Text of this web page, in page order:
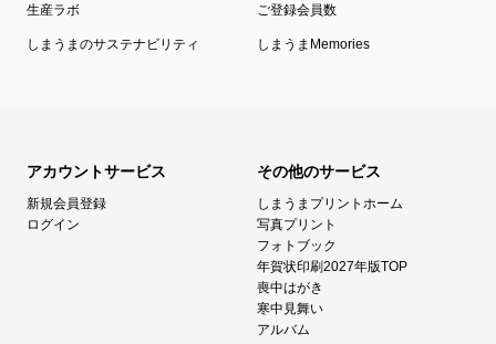
生産ラボ ご登録会員数
しまうまのサステナビリティ しまうまMemories
アカウントサービス
新規会員登録
ログイン
その他のサービス
しまうまプリントホーム
写真プリント
フォトブック
年賀状印刷2027年版TOP
喪中はがき
寒中見舞い
アルバム